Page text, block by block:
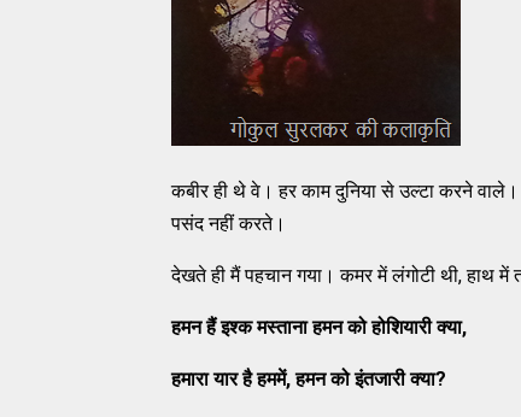
कबीर ही थे वे। हर काम दुनिया से उल्टा करने
पसंद नहीं करते।
देखते ही मैं पहचान गया। कमर में लंगोटी थी, हाथ में
हमन हैं इश्क मस्ताना हमन को होशियारी क्या,
हमारा यार है हममें,हमन को इंतजारी क्या?